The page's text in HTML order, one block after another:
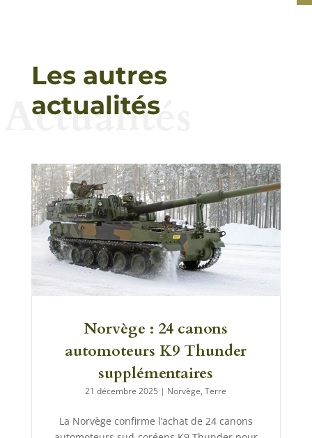
Les autres
actualités
Actualités
Norvège : 24 canons
automoteurs K9 Thunder
supplémentaires
21 décembre 2025 | Norvège,Terre
La Norvège confirme l’achat de 24 canons